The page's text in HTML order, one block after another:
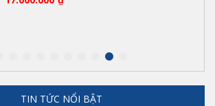
Máy sắc thuốc tự động giá rẻ
6.000.000 ₫
TIN TỨC NỔI BẬT